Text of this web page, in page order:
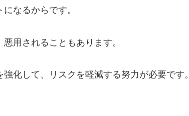
なるからです。
用されることもあります。
化して、リスクを軽減する努力が必要です。